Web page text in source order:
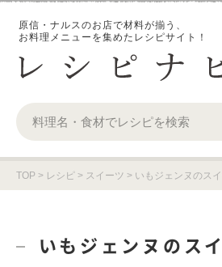
原信・ナルスのお店で材料が揃う、
お料理メニューを集めたレシピサイト！
TOP > レシピ > スイーツ > いもジェンヌのス
いもジェンヌのス